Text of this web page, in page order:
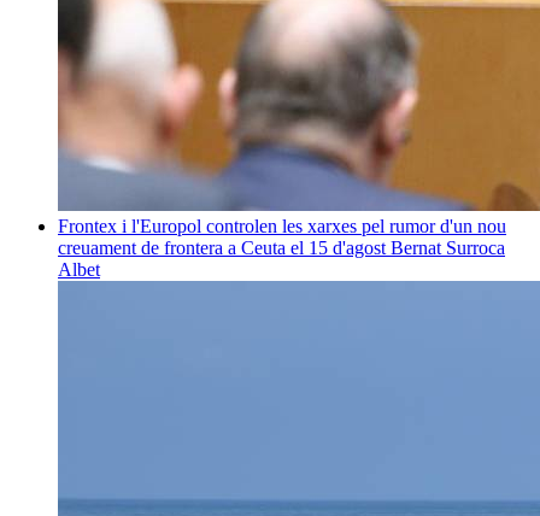
Frontex i l'Europol controlen les xarxes pel rumor d'un nou
creuament de frontera a Ceuta el 15 d'agost Bernat Surroca
Albet